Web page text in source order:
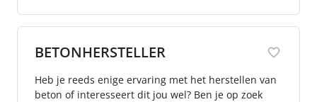
BETONHERSTELLER
Heb je reeds enige ervaring met het herstellen van
beton of interesseert dit jou wel? Ben je op zoek